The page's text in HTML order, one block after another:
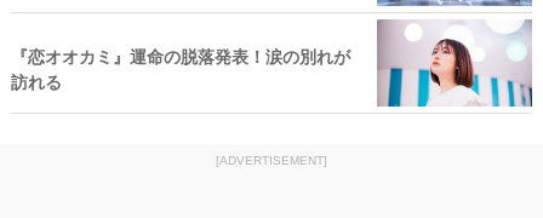
『恋オオカミ』運命の脱落発表！涙の別れが
訪れる
[ADVERTISEMENT]